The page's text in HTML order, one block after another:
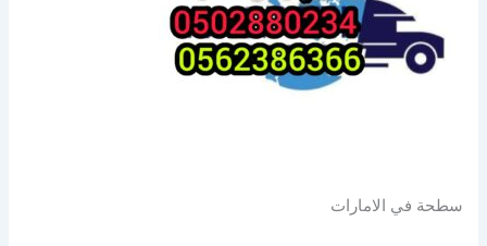
سطحة في الامارات